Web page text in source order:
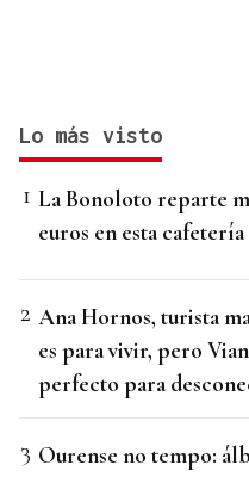
Lo más visto
La Bonoloto reparte
euros en esta
Ana Hornos, turista
es para vivir, pero
perfecto para
Ourense no tempo: